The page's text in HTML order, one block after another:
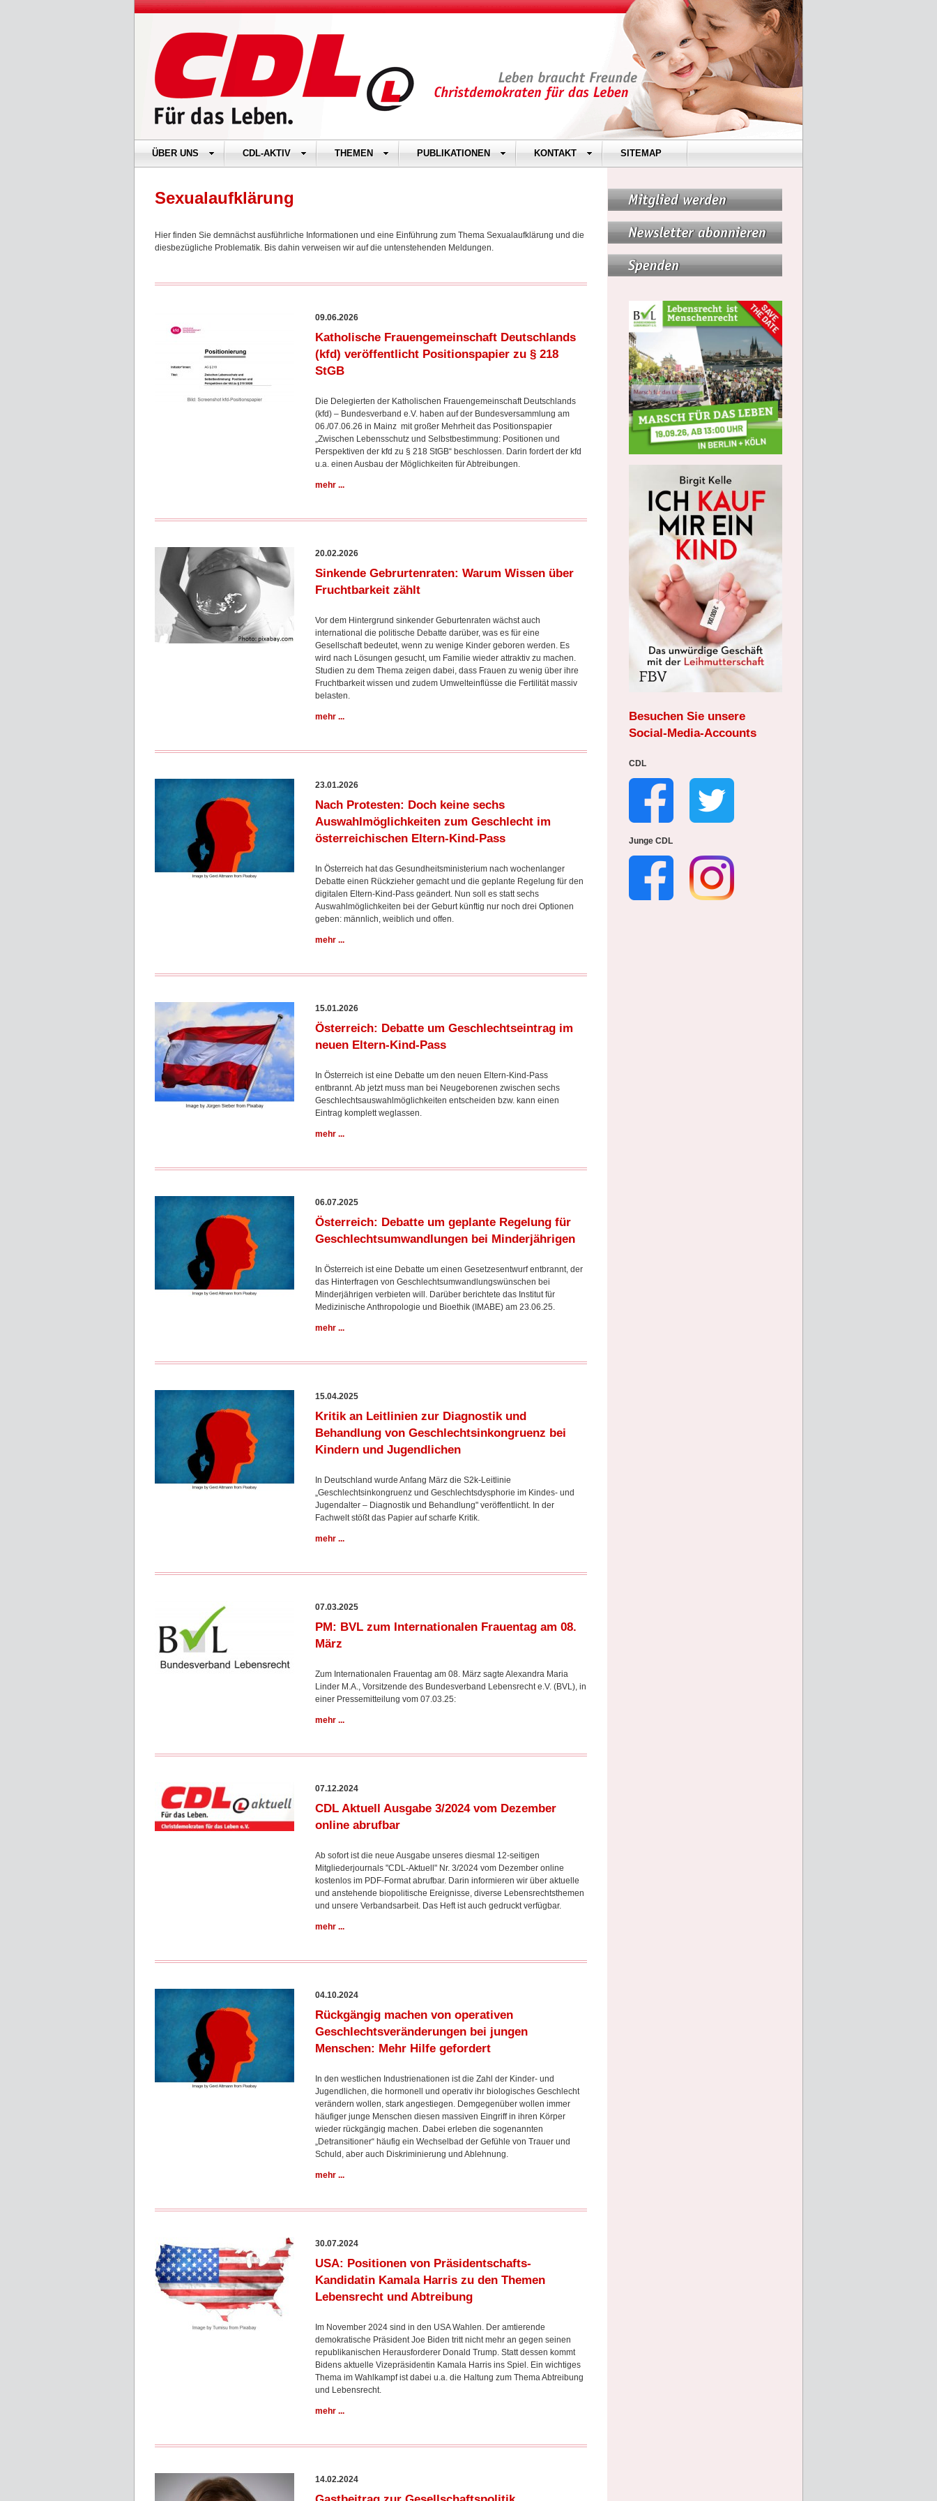
ÜBER UNS CDL-AKTIV THEMEN PUBLIKATIONEN KONTAKT SITEMAP
Sexualaufklärung
Hier finden Sie demnächst ausführliche Informationen und eine Einführung zum Thema Sexualaufklärung und die
diesbezügliche Problematik. Bis dahin verweisen wir auf die untenstehenden Meldungen.
09.06.2026
Katholische Frauengemeinschaft Deutschlands
(kfd) veröffentlicht Positionspapier zu § 218
StGB
Die Delegierten der Katholischen Frauengemeinschaft Deutschlands
(kfd) – Bundesverband e.V. haben auf der Bundesversammlung am
06./07.06.26 in Mainz mit großer Mehrheit das Positionspapier
„Zwischen Lebensschutz und Selbstbestimmung: Positionen und
Perspektiven der kfd zu § 218 StGB“ beschlossen. Darin fordert der kfd
u.a. einen Ausbau der Möglichkeiten für Abtreibungen.
mehr ...
20.02.2026
Sinkende Gebrurtenraten: Warum Wissen über
Fruchtbarkeit zählt
Vor dem Hintergrund sinkender Geburtenraten wächst auch
international die politische Debatte darüber, was es für eine
Gesellschaft bedeutet, wenn zu wenige Kinder geboren werden. Es
wird nach Lösungen gesucht, um Familie wieder attraktiv zu machen.
Studien zu dem Thema zeigen dabei, dass Frauen zu wenig über ihre
Fruchtbarkeit wissen und zudem Umwelteinflüsse die Fertilität massiv
belasten.
mehr ...
23.01.2026
Nach Protesten: Doch keine sechs
Auswahlmöglichkeiten zum Geschlecht im
österreichischen Eltern-Kind-Pass
In Österreich hat das Gesundheitsministerium nach wochenlanger
Debatte einen Rückzieher gemacht und die geplante Regelung für den
digitalen Eltern-Kind-Pass geändert. Nun soll es statt sechs
Auswahlmöglichkeiten bei der Geburt künftig nur noch drei Optionen
geben: männlich, weiblich und offen.
mehr ...
15.01.2026
Österreich: Debatte um Geschlechtseintrag im
neuen Eltern-Kind-Pass
In Österreich ist eine Debatte um den neuen Eltern-Kind-Pass
entbrannt. Ab jetzt muss man bei Neugeborenen zwischen sechs
Geschlechtsauswahlmöglichkeiten entscheiden bzw. kann einen
Eintrag komplett weglassen.
mehr ...
06.07.2025
Österreich: Debatte um geplante Regelung für
Geschlechtsumwandlungen bei Minderjährigen
In Österreich ist eine Debatte um einen Gesetzesentwurf entbrannt, der
das Hinterfragen von Geschlechtsumwandlungswünschen bei
Minderjährigen verbieten will. Darüber berichtete das Institut für
Medizinische Anthropologie und Bioethik (IMABE) am 23.06.25.
mehr ...
15.04.2025
Kritik an Leitlinien zur Diagnostik und
Behandlung von Geschlechtsinkongruenz bei
Kindern und Jugendlichen
In Deutschland wurde Anfang März die S2k-Leitlinie
„Geschlechtsinkongruenz und Geschlechtsdysphorie im Kindes- und
Jugendalter – Diagnostik und Behandlung" veröffentlicht. In der
Fachwelt stößt das Papier auf scharfe Kritik.
mehr ...
07.03.2025
PM: BVL zum Internationalen Frauentag am 08.
März
Zum Internationalen Frauentag am 08. März sagte Alexandra Maria
Linder M.A., Vorsitzende des Bundesverband Lebensrecht e.V. (BVL), in
einer Pressemitteilung vom 07.03.25:
mehr ...
07.12.2024
CDL Aktuell Ausgabe 3/2024 vom Dezember
online abrufbar
Ab sofort ist die neue Ausgabe unseres diesmal 12-seitigen
Mitgliederjournals "CDL-Aktuell" Nr. 3/2024 vom Dezember online
kostenlos im PDF-Format abrufbar. Darin informieren wir über aktuelle
und anstehende biopolitische Ereignisse, diverse Lebensrechtsthemen
und unsere Verbandsarbeit. Das Heft ist auch gedruckt verfügbar.
mehr ...
04.10.2024
Rückgängig machen von operativen
Geschlechtsveränderungen bei jungen
Menschen: Mehr Hilfe gefordert
In den westlichen Industrienationen ist die Zahl der Kinder- und
Jugendlichen, die hormonell und operativ ihr biologisches Geschlecht
verändern wollen, stark angestiegen. Demgegenüber wollen immer
häufiger junge Menschen diesen massiven Eingriff in ihren Körper
wieder rückgängig machen. Dabei erleben die sogenannten
„Detransitioner“ häufig ein Wechselbad der Gefühle von Trauer und
Schuld, aber auch Diskriminierung und Ablehnung.
mehr ...
30.07.2024
USA: Positionen von Präsidentschafts-
Kandidatin Kamala Harris zu den Themen
Lebensrecht und Abtreibung
Im November 2024 sind in den USA Wahlen. Der amtierende
demokratische Präsident Joe Biden tritt nicht mehr an gegen seinen
republikanischen Herausforderer Donald Trump. Statt dessen kommt
Bidens aktuelle Vizepräsidentin Kamala Harris ins Spiel. Ein wichtiges
Thema im Wahlkampf ist dabei u.a. die Haltung zum Thema Abtreibung
und Lebensrecht.
mehr ...
14.02.2024
Besuchen Sie unsere
Social-Media-Accounts
CDL
Junge CDL